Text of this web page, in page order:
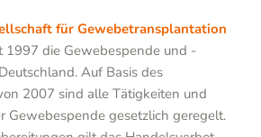
für Gewebetransplantation
1997 die Gewebespende und -
Auf Basis des
2007 sind alle Tätigkeiten und
Gewebespende gesetzlich geregelt.